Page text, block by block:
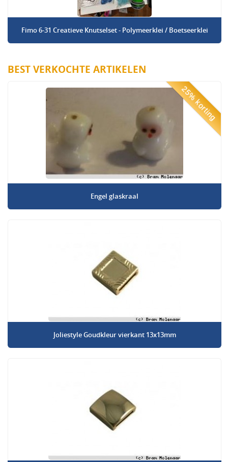
Fimo 6-31 Creatieve Knutselset - Polymeerklei / Boetseerklei
BEST VERKOCHTE ARTIKELEN
25% korting
Engel glaskraal
Joliestyle Goudkleur vierkant 13x13mm